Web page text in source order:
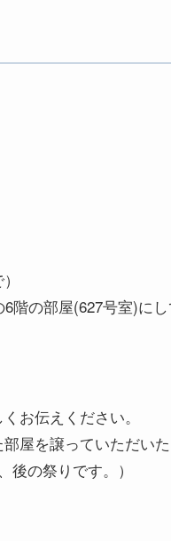
階の部屋(627号室)に
お伝えください。
屋を譲っていただい
の祭りです。）